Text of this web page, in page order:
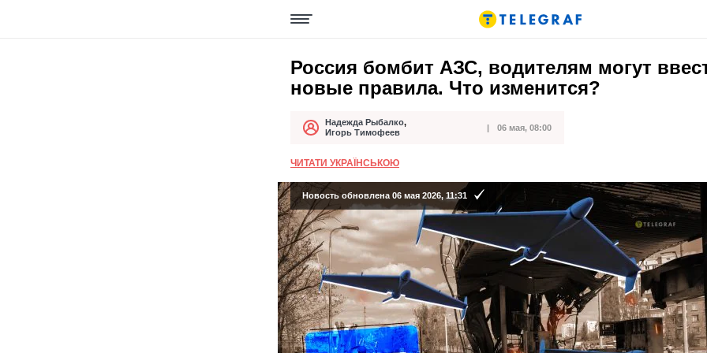
Россия бомбит АЗС, водителям могут
новые правила. Что изменится?
Автор
Надежда Рыбалко,
Игорь Тимофеев
Дата публикации 06 мая, 08:00
ЧИТАТИ УКРАЇНСЬКОЮ
Новость обновлена 06 мая 2026, 11:31